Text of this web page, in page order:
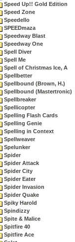
Speed Up!! Gold Edition
Speed Zone
Speedello
SPEEDmaza
Speedway Blast
Speedway One
Spell Diver
Spell Me
Spell of Christmas Ice, A
Spellbetter
Spellbound (Brown, H.)
Spellbound (Mastertronic)
Spellbreaker
Spellicopter
Spelling Flash Cards
Spelling Genie
Spelling in Context
Spellweaver
Spelunker
Spider
Spider Attack
Spider City
Spider Eater
Spider Invasion
Spider Quake
Spiky Harold
Spindizzy
Spite & Malice
Spitfire 40
Spitfire Ace